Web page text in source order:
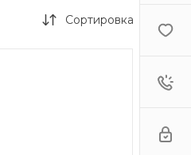
Сортировка